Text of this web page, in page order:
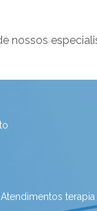
nossos
Atendimentos